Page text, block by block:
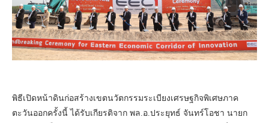
พิธีเปิดหน้าดินก่อสร้างเขตนวัตกรรมระเบียงเศรษฐกิจพิเศษภาค
ตะวันออกครั้งนี้ ได้รับเกียรติจาก พล.อ.ประยุทธ์ จันทร์โอชา นายก